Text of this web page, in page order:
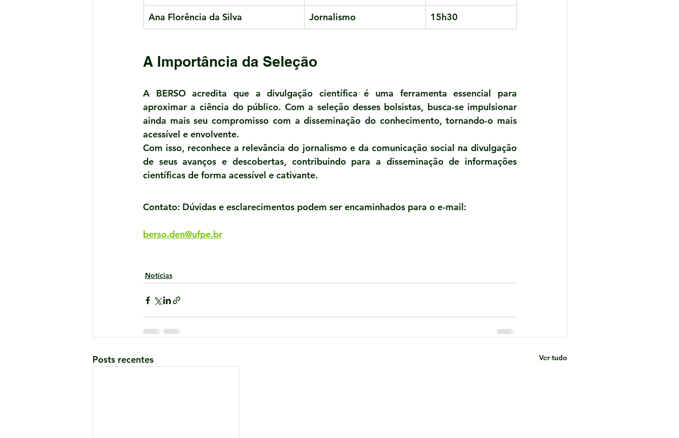
Ana Florência da Silva Jornalismo 15h30
A Importância da Seleção
A BERSO acredita que a divulgação científica é uma ferramenta essencial para
aproximar a ciência do público. Com a seleção desses bolsistas, busca-se impulsionar
ainda mais seu compromisso com a disseminação do conhecimento, tornando-o mais
acessível e envolvente.
Com isso, reconhece a relevância do jornalismo e da comunicação social na divulgação
de seus avanços e descobertas, contribuindo para a disseminação de informações
científicas de forma acessível e cativante.
Contato: Dúvidas e esclarecimentos podem ser encaminhados para o e-mail:
berso.den@ufpe.br
Notícias
Posts recentes Ver tudo